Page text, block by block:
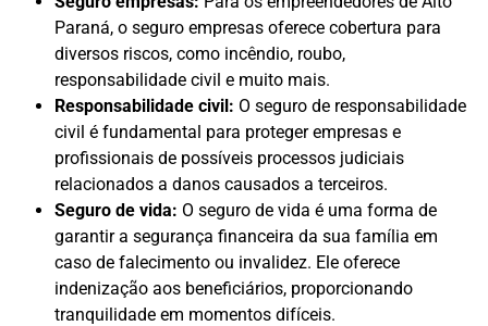
Paraná, o seguro empresas oferece cobertura para
diversos riscos, como incêndio, roubo,
responsabilidade civil e muito mais.
Responsabilidade civil: O seguro de responsabilidade
civil é fundamental para proteger empresas e
profissionais de possíveis processos judiciais
relacionados a danos causados a terceiros.
Seguro de vida: O seguro de vida é uma forma de
garantir a segurança financeira da sua família em
caso de falecimento ou invalidez. Ele oferece
indenização aos beneficiários, proporcionando
tranquilidade em momentos difíceis.